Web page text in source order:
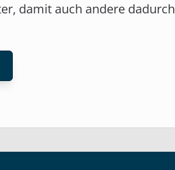
damit auch andere dadurch